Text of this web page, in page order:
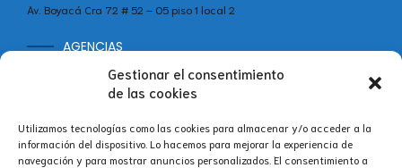
Gestionar el consentimiento
de las cookies
Utilizamos tecnologías como las cookies para almacenar y/o acceder a la
información del dispositivo. Lo hacemos para mejorar la experiencia de
navegación y para mostrar anuncios personalizados. El consentimiento a
Av. Boyacá Cra 72 # 52 – 05 piso 1 local 2
AGENCIAS
MADRID (ESP)
+34 642 60 46 11
España